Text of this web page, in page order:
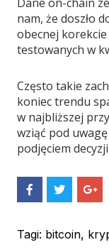
nam, że doszło
obecnej
testowanych w
Często takie
koniec trendu
w najbliższej
wziąć pod
podjęciem
h
e
h
e
S
h
e
O
Tagi: bitcoin,